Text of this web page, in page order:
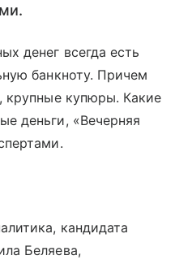
денег всегда есть
банкноту. Причем
крупные купюры. Какие
деньги, «Вечерняя
кандидата
Беляева,